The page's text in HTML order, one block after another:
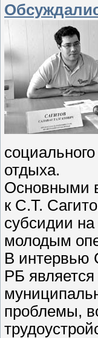
отдыха.
Основными
к С.Т.
субсидии на
молодым
В интервью
РБ
проблемы,